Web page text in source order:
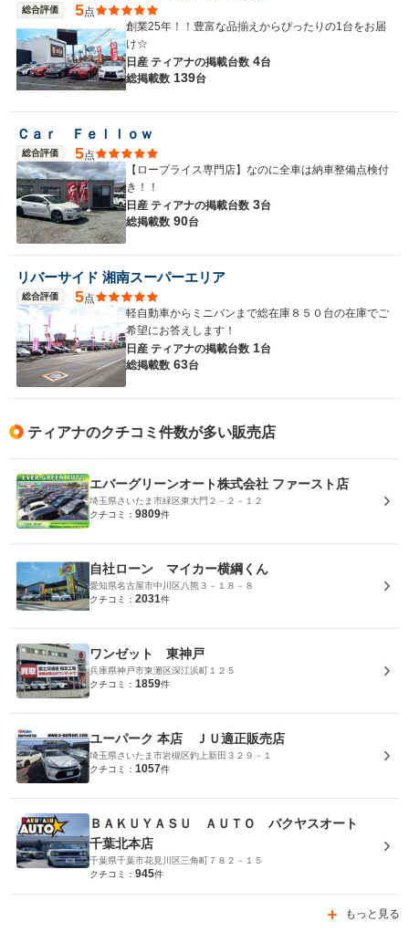
総合評価 5点
創業25年！！豊富な品揃えからぴったりの1台をお届
け☆
日産 ティアナの掲載台数 4台
総掲載数 139台
Ｃａｒ Ｆｅｌｌｏｗ
総合評価 5点
【ロープライス専門店】なのに全車は納車整備点検付
き！！
日産 ティアナの掲載台数 3台
総掲載数 90台
リバーサイド 湘南スーパーエリア
総合評価 5点
軽自動車からミニバンまで総在庫８５０台の在庫でご
希望にお答えします！
日産 ティアナの掲載台数 1台
総掲載数 63台
ティアナのクチコミ件数が多い販売店
エバーグリーンオート株式会社 ファースト店
埼玉県さいたま市緑区東大門２－２－１２
クチコミ： 9809件
自社ローン マイカー横綱くん
愛知県名古屋市中川区八熊３－１８－８
クチコミ： 2031件
ワンゼット 東神戸
兵庫県神戸市東灘区深江浜町１２５
クチコミ： 1859件
ユーパーク 本店 ＪＵ適正販売店
埼玉県さいたま市岩槻区釣上新田３２９－１
クチコミ： 1057件
ＢＡＫＵＹＡＳＵ ＡＵＴＯ バクヤスオート
千葉北本店
千葉県千葉市花見川区三角町７８２－１５
クチコミ： 945件
もっと見る